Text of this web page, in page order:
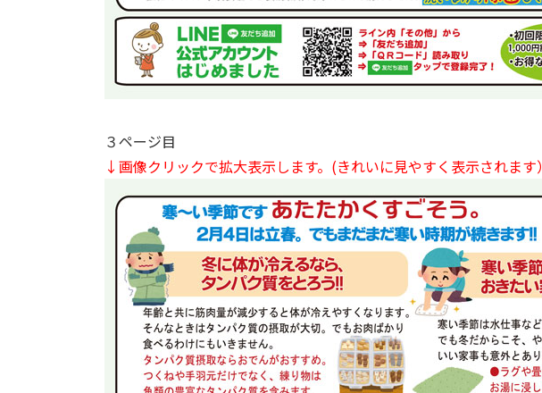
３ページ目
↓画像クリックで拡大表示します。 (きれいに見やすく表示されます）